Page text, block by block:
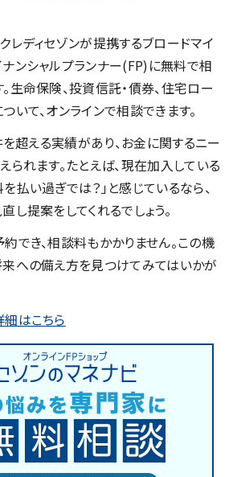
レディセゾンが提携するブロードマイ
ンシャルプランナー(FP)に無料で相
生命保険、投資信託・債券、住宅ロー
いて、オンラインで相談できます。
超える実績があり、お金に関するニー
られます。たとえば、現在加入している
払い過ぎでは？」と感じているなら、
提案をしてくれるでしょう。
でき、相談料もかかりません。この機
来への備え方を見つけてみてはいかが
はこちら